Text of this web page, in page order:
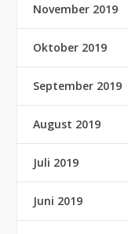
November 2019
Oktober 2019
September 2019
August 2019
Juli 2019
Juni 2019